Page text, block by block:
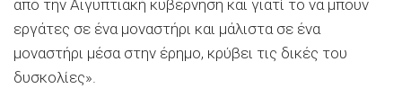
από την Αιγυπτιακή κυβέρνηση και γιατί το να μπουν
εργάτες σε ένα μοναστήρι και μάλιστα σε ένα
μοναστήρι μέσα στην έρημο, κρύβει τις δικές του
δυσκολίες».